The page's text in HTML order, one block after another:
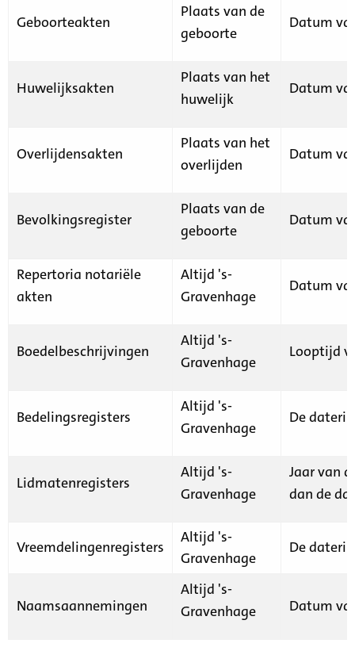
Geboorteakten
Plaats van de
geboorte
Datum
Huwelijksakten
Plaats van het
huwelijk
Datum
Overlijdensakten
Plaats van het
overlijden
Datum
Bevolkingsregister
Plaats van de
geboorte
Datum
Repertoria notariële
akten
Altijd 's-
Gravenhage
Datum
Boedelbeschrijvingen
Altijd 's-
Gravenhage
Looptijd
Bedelingsregisters
Altijd 's-
Gravenhage
De
Lidmatenregisters
Altijd 's-
Gravenhage
Jaar van
dan de
Vreemdelingenregisters
Altijd 's-
Gravenhage
De
Naamsaannemingen
Altijd 's-
Gravenhage
Datum